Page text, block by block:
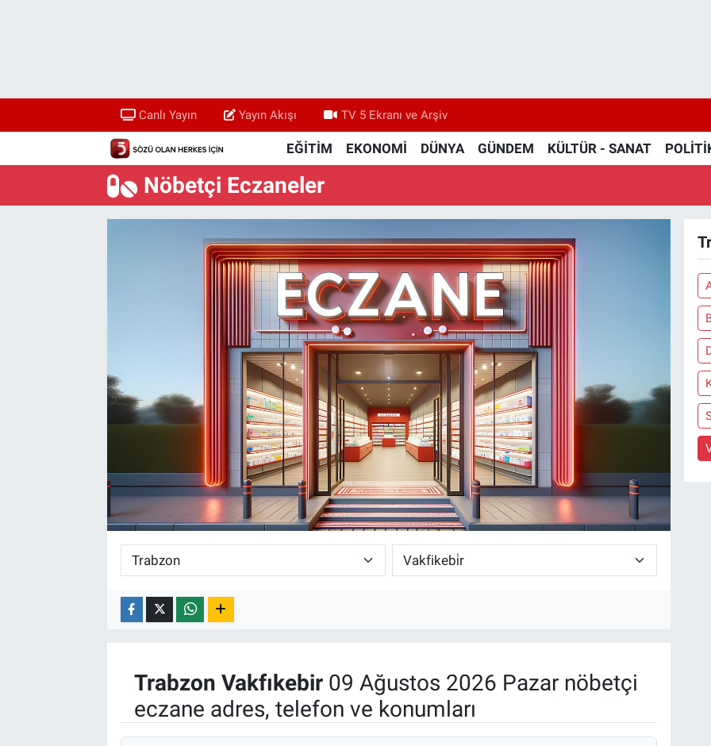
Canlı Yayın Yayın Akışı TV 5 Ekranı ve Arşiv
EĞİTİM EKONOMİ DÜNYA GÜNDEM KÜLTÜR - SANAT
Nöbetçi Eczaneler
Trabzon Vakfıkebir09 Ağustos 2026 Pazar nöbetçi
eczane adres, telefon ve konumları
Yayın Akışı
TV 5 Ekranı ve Arşiv